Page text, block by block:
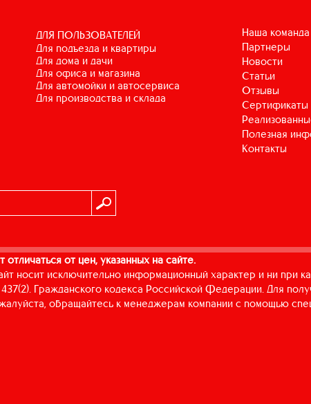
ДЛЯ ПОЛЬЗОВАТЕЛЕЙ
для подъезда и квартиры
для дома и дачи
для офиса и магазина
для автомойки и автосервиса
для производства и склада
Наша команда
Партнеры
Новости
Статьи
Отзывы
Сертификаты
Полезная
Контакты
от цен, указанных на сайте.
носит исключительно информационный характер и ни при
Гражданского кодекса Российской Федерации. Для
обращайтесь к менеджерам компании с помощью